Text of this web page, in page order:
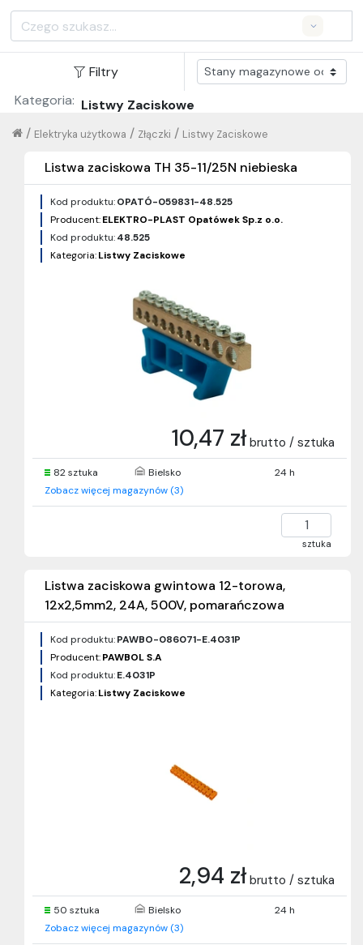
Search
Filtry
Kategoria: Listwy Zaciskowe
Listwy Zaciskowe
/
Złączki
/
Elektryka użytkowa
/
Listwa zaciskowa TH 35-11/25N niebieska
Kod produktu:OPATÓ-059831-48.525
Producent:ELEKTRO-PLAST Opatówek Sp.z o.o.
Kod produktu:48.525
Kategoria:Listwy Zaciskowe
10,47 zł brutto / sztuka
82 sztuka Bielsko
24 h
Zobacz więcej magazynów (3)
sztuka
Listwa zaciskowa gwintowa 12-torowa,
12x2,5mm2, 24A, 500V, pomarańczowa
Kod produktu:PAWBO-086071-E.4031P
Producent:PAWBOL S.A
Kod produktu:E.4031P
Kategoria:Listwy Zaciskowe
2,94 zł brutto / sztuka
50 sztuka Bielsko
24 h
Zobacz więcej magazynów (3)